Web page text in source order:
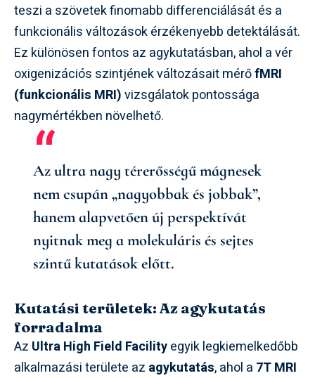
teszi a szövetek finomabb differenciálását és a
funkcionális változások érzékenyebb detektálását.
Ez különösen fontos az agykutatásban, ahol a vér
oxigenizációs szintjének változásait mérőfMRI
(funkcionális MRI)vizsgálatok pontossága
nagymértékben növelhető.
Az ultra nagy térerősségű mágnesek
nem csupán „nagyobbak és jobbak”,
hanem alapvetően új perspektívát
nyitnak meg a molekuláris és sejtes
szintű kutatások előtt.
Kutatási területek: Az agykutatás
forradalma
Az Ultra High Field Facilityegyik legkiemelkedőbb
alkalmazási területe az agykutatás, ahol a 7T MRI